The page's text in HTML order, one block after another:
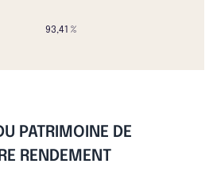
93,41 %
PATRIMOINE DE
RENDEMENT